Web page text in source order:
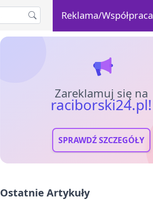
Reklama/Współpraca
Zareklamuj się na
raciborski24.pl!
SPRAWDŹ SZCZEGÓŁY
Ostatnie Artykuły